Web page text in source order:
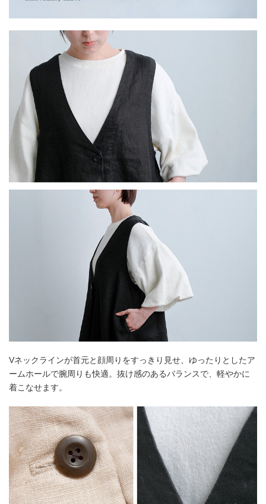
Vネックラインが首元と顔周りをすっきり見せ、ゆったりとしたア
ームホールで腕周りも快適。抜け感のあるバランスで、軽やかに
着こなせます。